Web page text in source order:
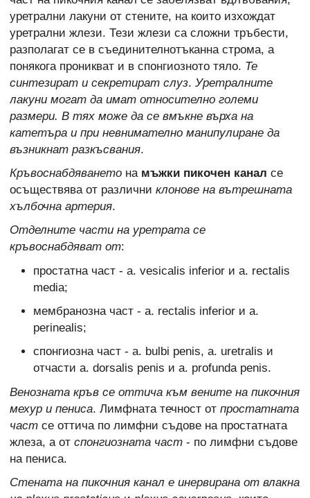
уретрални лакуни от стените, на които изхождат
уретрални жлези. Тези жлези са сложни тръбести,
разполагат се в съединителнотъканна строма, а
понякога проникват и в спонгиозното тяло. Те
синтезират и секретират слуз. Уретралните
лакуни могат да имат относително големи
размери. В тях може да се вмъкне върха на
катетъра и при невнимателно манипулиране да
възникнат разкъсвания.
Кръвоснабдяването на мъжки пикочен канал се
осъществява от различни клонове на вътрешната
хълбочна артерия.
Отделните части на уретрата се
кръвоснабдяват от:
простатна част - a. vesicalis inferior и a. rectalis
media;
мембранозна част - a. rectalis inferior и a.
perinealis;
спонгиозна част - a. bulbi penis, a. uretralis и
отчасти a. dorsalis penis и a. profunda penis.
Венозната кръв се оттича към вените на пикочния
мехур и пениса. Лимфната течност от простатната
част се оттича по лимфни съдове на простатната
жлеза, а от спонгиозната част - по лимфни съдове
на пениса.
Стената на пикочния канал е инервирана от влакна